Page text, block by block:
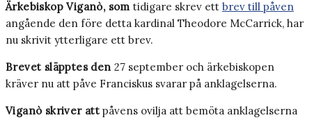
Ärkebiskop Viganò, som tidigare skrev ett brev till påven
angående den före detta kardinal Theodore McCarrick, har
nu skrivit ytterligare ett brev.
Brevet släpptes den 27 september och ärkebiskopen
kräver nu att påve Franciskus svarar på anklagelserna.
Viganò skriver att påvens ovilja att bemöta anklagelserna